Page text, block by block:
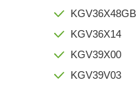
KGV36X48GB
KGV36X14
KGV39X00
KGV39V03